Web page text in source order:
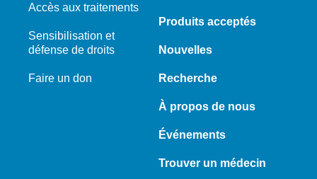
Accès aux traitements
Sensibilisation et
défense de droits
Faire un don
Produits acceptés
Nouvelles
Recherche
À propos de nous
Événements
Trouver un médecin